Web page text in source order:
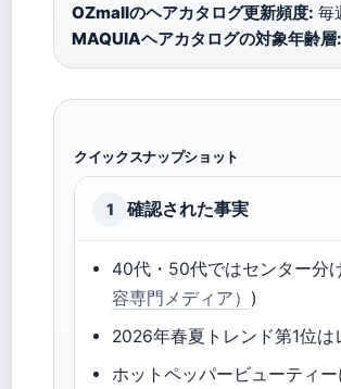
OZmallのヘアカタログ更新頻度: 毎
MAQUIAヘアカタログの対象年齢層:
クイックスナップショット
1 確認された事実
40代・50代ではセンター分
容専門メディア） )
2026年春夏トレンド第1位は
ホットペッパービューティ